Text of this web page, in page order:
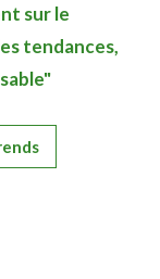
sur le
tendances,